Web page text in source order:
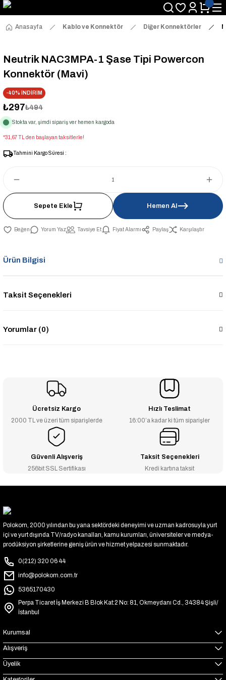
Anasayfa Kablo ve Konnektör Diğer Konnektörler
Neutrik NAC3MPA-1 Şase Tipi Powercon
Konnektör (Mavi)
-40% İNDİRİM
₺297₺494
Stokta var, şimdi sipariş ver hemen kargoda
*31,67 TL den başlayan taksitlerle!
Tahmini Kargo Süresi :
Sepete Ekle Hemen Al
Yorum Yaz Tavsiye Et Fiyat Alarmı Paylaş Karşılaştır
Ürün Bilgisi
Taksit Seçenekleri
Yorumlar (0)
Ücretsiz Kargo
2000 TL ve üzeri tüm siparişlerde
Hızlı Teslimat
16:00’a kadar ki tüm siparişler
Güvenli Alışveriş
256bit SSL Sertifikası
Taksit Seçenekleri
Kredi kartına taksit
Polokom, 2000 yılından bu yana sektördeki deneyimi ve uzman kadrosuyla yurt
içi ve yurt dışında TV/radyo kanalları, kamu kurumları, üniversiteler ve medya-
prodüksiyon şirketlerine geniş ürün ve hizmet yelpazesi sunmaktadır.
0(212) 320 06 44
info@polokom.com.tr
5365170430
Perpa Ticaret İş Merkezi B Blok Kat:2 No: 81, Okmeydanı Cd., 34384 Şişli/
İstanbul
Kurumsal
Alışveriş
Üyelik